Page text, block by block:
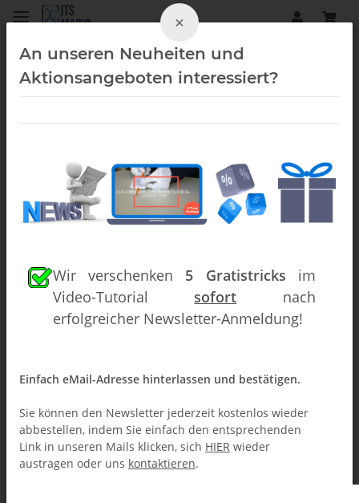
Zigaretten (Downloads)
×
An unseren Neuheiten und
Aktionsangeboten interessiert?
Wir verschenken 5 Gratistricks im
Video-Tutorial sofort nach
erfolgreicher Newsletter-Anmeldung!
Einfach eMail-Adresse hinterlassen und bestätigen.
Sie können den Newsletter jederzeit kostenlos wieder
abbestellen, indem Sie einfach den entsprechenden
Link in unseren Mails klicken, sich HIER wieder
austragen oder uns kontaktieren.